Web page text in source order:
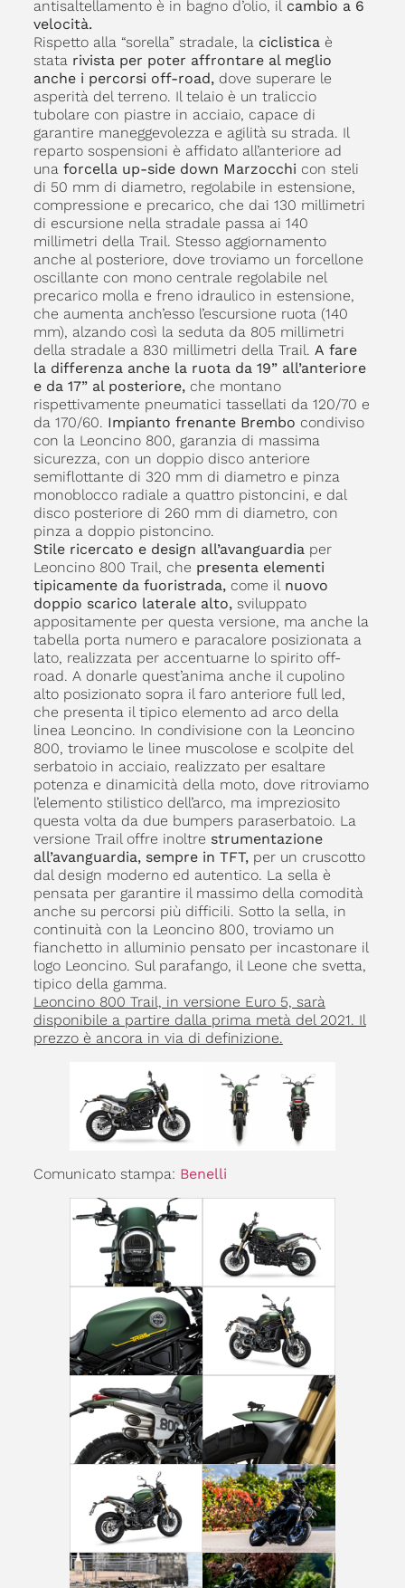
antisaltellamento è in bagno d’olio, il cambio a 6
velocità.
Rispetto alla “sorella” stradale, la ciclistica è
stata rivista per poter affrontare al meglio
anche i percorsi off-road, dove superare le
asperità del terreno. Il telaio è un traliccio
tubolare con piastre in acciaio, capace di
garantire maneggevolezza e agilità su strada. Il
reparto sospensioni è affidato all’anteriore ad
una forcella up-side down Marzocchi con steli
di 50 mm di diametro, regolabile in estensione,
compressione e precarico, che dai 130 millimetri
di escursione nella stradale passa ai 140
millimetri della Trail. Stesso aggiornamento
anche al posteriore, dove troviamo un forcellone
oscillante con mono centrale regolabile nel
precarico molla e freno idraulico in estensione,
che aumenta anch’esso l’escursione ruota (140
mm), alzando così la seduta da 805 millimetri
della stradale a 830 millimetri della Trail. A fare
la differenza anche la ruota da 19” all’anteriore
e da 17” al posteriore,che montano
rispettivamente pneumatici tassellati da 120/70 e
da 170/60. Impianto frenante Brembo condiviso
con la Leoncino 800, garanzia di massima
sicurezza, con un doppio disco anteriore
semiflottante di 320 mm di diametro e pinza
monoblocco radiale a quattro pistoncini, e dal
disco posteriore di 260 mm di diametro, con
pinza a doppio pistoncino.
Stile ricercato e design all’avanguardiaper
Leoncino 800 Trail, che presenta elementi
tipicamente da fuoristrada,come il nuovo
doppio scarico laterale alto, sviluppato
appositamente per questa versione, ma anche la
tabella porta numero e paracalore posizionata a
lato, realizzata per accentuarne lo spirito off-
road. A donarle quest’anima anche il cupolino
alto posizionato sopra il faro anteriore full led,
che presenta il tipico elemento ad arco della
linea Leoncino. In condivisione con la Leoncino
800, troviamo le linee muscolose e scolpite del
serbatoio in acciaio, realizzato per esaltare
potenza e dinamicità della moto, dove ritroviamo
l’elemento stilistico dell’arco, ma impreziosito
questa volta da due bumpers paraserbatoio. La
versione Trail offre inoltre strumentazione
all’avanguardia, sempre in TFT, per un cruscotto
dal design moderno ed autentico. La sella è
pensata per garantire il massimo della comodità
anche su percorsi più difficili. Sotto la sella, in
continuità con la Leoncino 800, troviamo un
fianchetto in alluminio pensato per incastonare il
logo Leoncino. Sul parafango, il Leone che svetta,
tipico della gamma.
Leoncino 800 Trail, in versione Euro 5, sarà
disponibile a partire dalla prima metà del 2021. Il
prezzo è ancora in via di definizione.
Comunicato stampa: Benelli